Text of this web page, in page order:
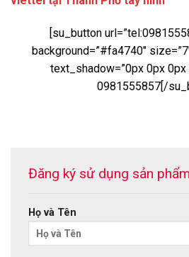
[su_button
background=”#fa4740″
text_shadow=”0px 0px
0981555857[/
Đăng ký sử dụng sản
Họ và Tên